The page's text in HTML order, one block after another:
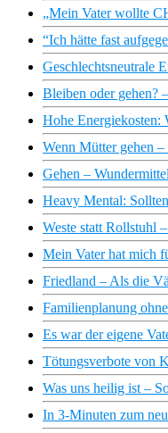
„Mein Vater wollte
“Ich hätte fast
Geschlechtsneutrale
Bleiben oder gehen?
Hohe Energiekosten:
Wenn Mütter gehen
Gehen –
Heavy Mental:
Weste statt Rollstuhl
Mein Vater hat mich
Friedland – Als die
Familienplanung
Es war der eigene
Tötungsverbote von
Was uns heilig ist –
In 3-Minuten zum